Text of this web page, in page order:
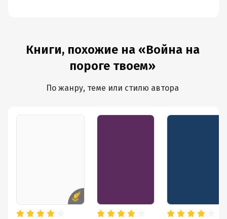
Книги, похожие на «Война на
пороге твоем»
По жанру, теме или стилю автора